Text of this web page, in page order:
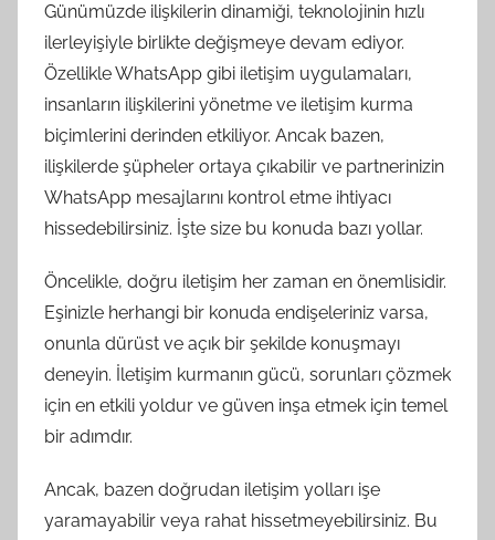
Günümüzde ilişkilerin dinamiği, teknolojinin hızlı
ilerleyişiyle birlikte değişmeye devam ediyor.
Özellikle WhatsApp gibi iletişim uygulamaları,
insanların ilişkilerini yönetme ve iletişim kurma
biçimlerini derinden etkiliyor. Ancak bazen,
ilişkilerde şüpheler ortaya çıkabilir ve partnerinizin
WhatsApp mesajlarını kontrol etme ihtiyacı
hissedebilirsiniz. İşte size bu konuda bazı yollar.
Öncelikle, doğru iletişim her zaman en önemlisidir.
Eşinizle herhangi bir konuda endişeleriniz varsa,
onunla dürüst ve açık bir şekilde konuşmayı
deneyin. İletişim kurmanın gücü, sorunları çözmek
için en etkili yoldur ve güven inşa etmek için temel
bir adımdır.
Ancak, bazen doğrudan iletişim yolları işe
yaramayabilir veya rahat hissetmeyebilirsiniz. Bu